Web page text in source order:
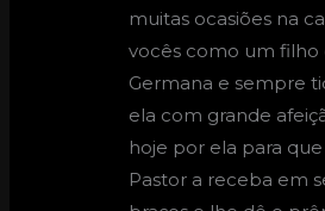
muitas ocasiões na
vocês como um filho
Germana e sempre
ela com grande
hoje por ela para
Pastor a receba em